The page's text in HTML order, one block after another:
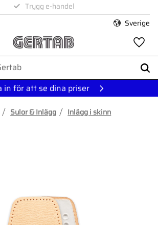
Trygg e-handel
1-3 dagars leverans
Sverige
in för att se dina priser
Sulor & Inlägg Inlägg i skinn